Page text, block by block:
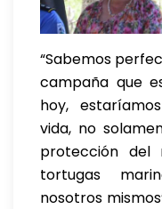
“Sabemos
campaña que
hoy,
vida, no
protección del
tortugas
nosotros